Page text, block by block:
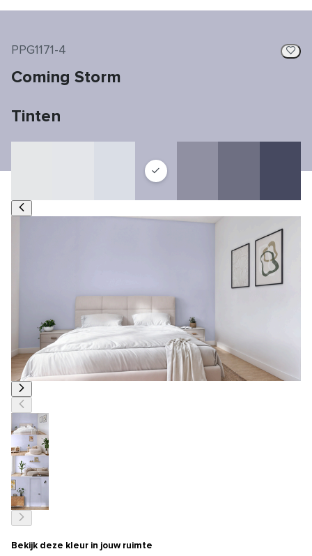
PPG1171-4
Coming Storm
Tinten
Bekijk deze kleur in jouw ruimte